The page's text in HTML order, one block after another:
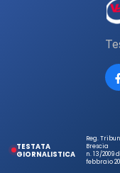
TESTATA
GIORNALISTICA
Reg.
Brescia
n. 13/2009
febbraio